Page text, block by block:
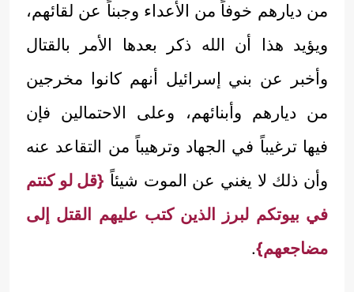
من ديارهم خوفاً من الأعداء وجبناً عن لقائهم،
ويؤيد هذا أن الله ذكر بعدها الأمر بالقتال
وأخبر عن بني إسرائيل أنهم كانوا مخرجين
من ديارهم وأبنائهم، وعلى الاحتمالين فإن
فيها ترغيباً في الجهاد وترهيباً من التقاعد عنه
وأن ذلك لا يغني عن الموت شيئاً {قل لو كنتم
في بيوتكم لبرز الذين كتب عليهم القتل إلى
مضاجعهم}.